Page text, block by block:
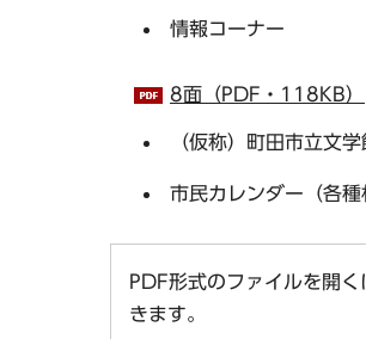
情報コーナー
8面（PDF・118KB）
（仮称）町田市立文
市民カレンダー（各種
PDF形式のファイルを開
きます。